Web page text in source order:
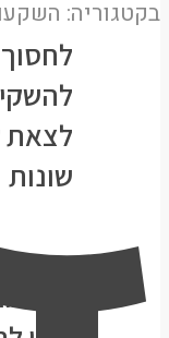
נושאים
לחסוך
לצאת
שונות
המעבדה
מתי
בקטגוריה: